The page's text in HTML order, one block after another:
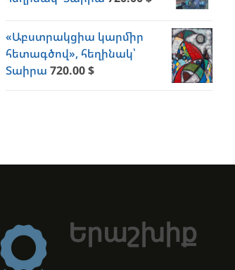
«Աբստրակցիա կարմիր
հետագծով», հեղինակ՝
Տաիրա 720.00$
Երաշխիք